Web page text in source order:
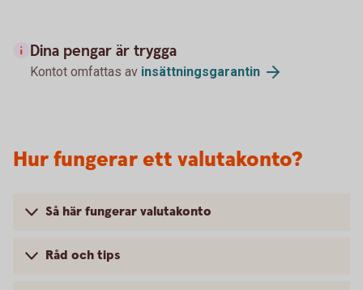
Dina pengar är trygga
Kontot omfattas av insättningsgarantin
Hur fungerar ett valutakonto?
Så här fungerar valutakonto
Råd och tips